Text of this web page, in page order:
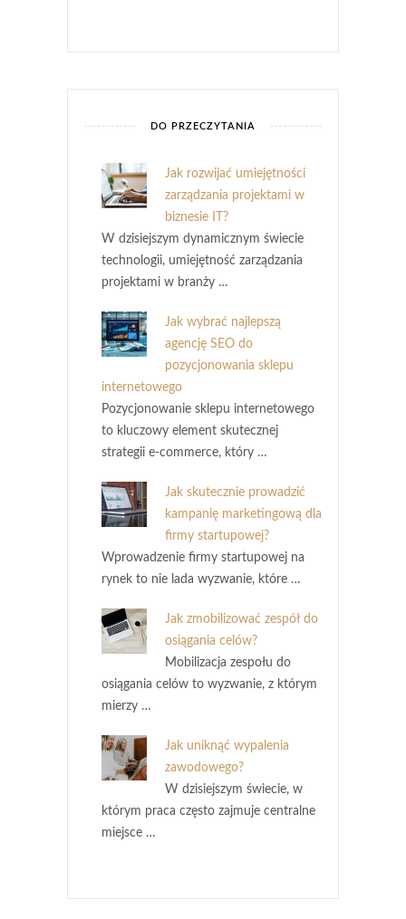
DO PRZECZYTANIA
Jak rozwijać umiejętności
zarządzania projektami w
biznesie IT?
W dzisiejszym dynamicznym świecie
technologii, umiejętność zarządzania
projektami w branży …
Jak wybrać najlepszą
agencję SEO do
pozycjonowania sklepu
internetowego
Pozycjonowanie sklepu internetowego
to kluczowy element skutecznej
strategii e-commerce, który …
Jak skutecznie prowadzić
kampanię marketingową dla
firmy startupowej?
Wprowadzenie firmy startupowej na
rynek to nie lada wyzwanie, które …
Jak zmobilizować zespół do
osiągania celów?
Mobilizacja zespołu do
osiągania celów to wyzwanie, z którym
mierzy …
Jak uniknąć wypalenia
zawodowego?
W dzisiejszym świecie, w
którym praca często zajmuje centralne
miejsce …